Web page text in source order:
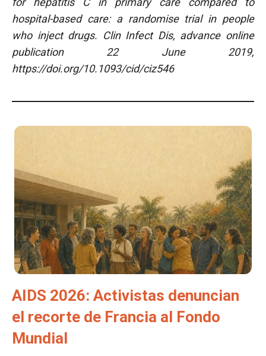
hospital-based care: a randomise trial in people
who inject drugs. Clin Infect Dis, advance online
publication 22 June 2019,
https://doi.org/10.1093/cid/ciz546
AIDS 2026: Activistas denuncian
el recorte de Francia al Fondo
Mundial